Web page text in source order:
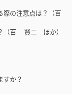
際の注意点は？（百
（百 賢二 ほか）
すか？